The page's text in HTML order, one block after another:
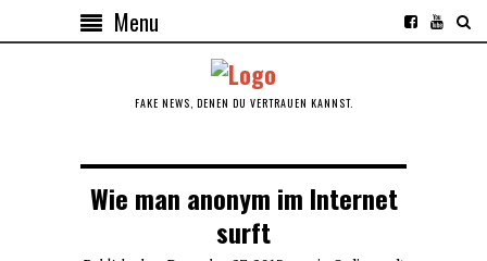
Menu
FAKE NEWS, DENEN DU VERTRAUEN KANNST.
Wie man anonym im Internet
surft